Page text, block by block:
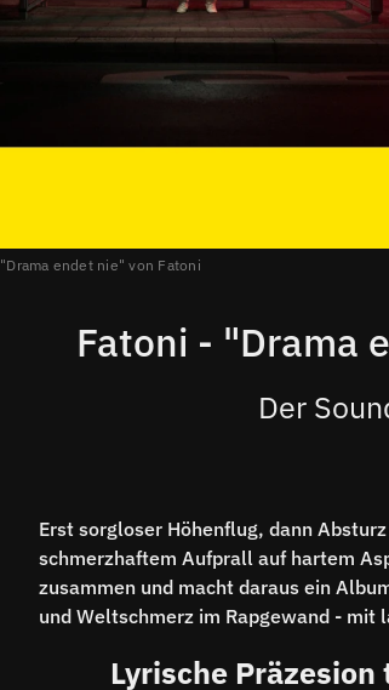
endet nie" von Fatoni
Fatoni - "Drama
Der
Erst sorgloser Höhenflug, dann
schmerzhaftem Aufprall auf hartem
zusammen und macht daraus ein
und Weltschmerz im Rapgewand -
Lyrische